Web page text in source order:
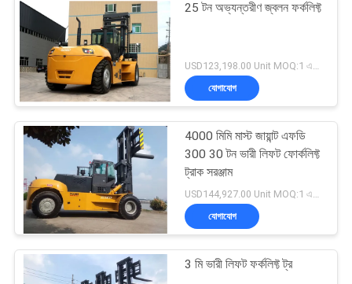
25 টন অভ্যন্তরীণ জ্বলন ফর্কলিফ্ট
USD123,198.00 Unit MOQ:1 একক
যোগাযোগ
4000 মিমি মাস্ট জায়ান্ট এফডি
300 30 টন ভারী লিফট ফোর্কলিফ্ট
ট্রাক সরঞ্জাম
যোগাযোগ
3 মি ভারী লিফট ফর্কলিফ্ট ট্র